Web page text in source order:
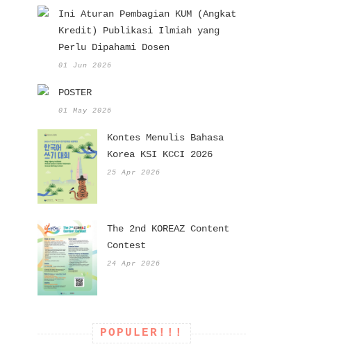
Ini Aturan Pembagian KUM (Angkat
Kredit) Publikasi Ilmiah yang
Perlu Dipahami Dosen
01 Jun 2026
POSTER
01 May 2026
Kontes Menulis Bahasa
Korea KSI KCCI 2026
25 Apr 2026
The 2nd KOREAZ Content
Contest
24 Apr 2026
POPULER!!!